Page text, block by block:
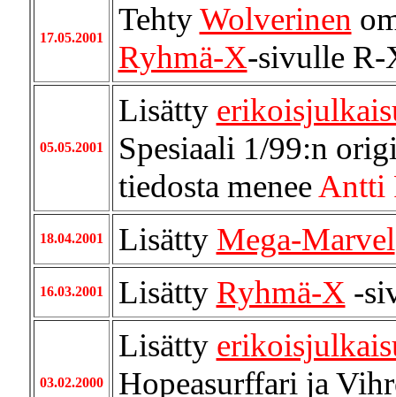
17.05.2001
TehtyWolverinen
Ryhmä-X-sivulle R-
05.05.2001
Lisätty
Spesiaali 1/99:n
tiedosta meneeAntti
18.04.2001 Lisätty Mega-Marvel
16.03.2001 Lisätty Ryhmä-X -
03.02.2000
Lisätty
Hopeasurffari ja